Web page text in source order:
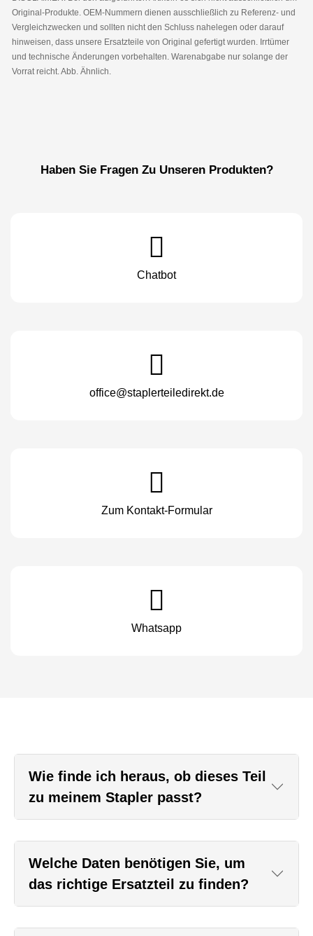
Original-Produkte. OEM-Nummern dienen ausschließlich zu Referenz- und
Vergleichzwecken und sollten nicht den Schluss nahelegen oder darauf
hinweisen, dass unsere Ersatzteile von Original gefertigt wurden. Irrtümer
und technische Änderungen vorbehalten. Warenabgabe nur solange der
Vorrat reicht. Abb. Ähnlich.
Haben Sie Fragen Zu Unseren Produkten?
Chatbot
office@staplerteiledirekt.de
Zum Kontakt-Formular
Whatsapp
Wie finde ich heraus, ob dieses Teil
zu meinem Stapler passt?
Welche Daten benötigen Sie, um
das richtige Ersatzteil zu finden?